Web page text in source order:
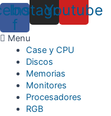
f
Instagram
Youtube
Menu
Case y CPU
Discos
Memorias
Monitores
Procesadores
RGB